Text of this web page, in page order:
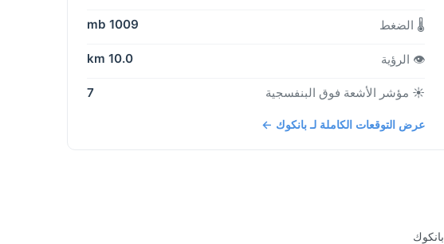
🌡️ الضغط 1009 mb
👁️ الرؤية 10.0 km
☀️ مؤشر الأشعة فوق البنفسجية 7
عرض التوقعات الكاملة لـ بانكوك ←
بانكوك